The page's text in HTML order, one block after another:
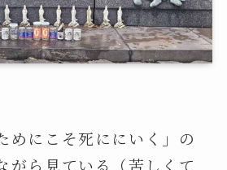
めにこそ死ににいく」の
がら見ている（苦しくて